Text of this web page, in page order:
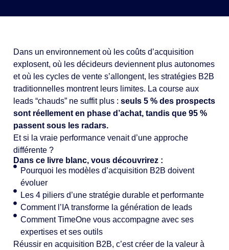
Dans un environnement où les coûts d’acquisition
explosent, où les décideurs deviennent plus autonomes
et où les cycles de vente s’allongent, les stratégies B2B
traditionnelles montrent leurs limites. La course aux
leads “chauds” ne suffit plus : seuls 5 % des prospects
sont réellement en phase d’achat, tandis que 95 %
passent sous les radars.
Et si la vraie performance venait d’une approche
différente ?
Dans ce livre blanc, vous découvrirez :
Pourquoi les modèles d’acquisition B2B doivent
évoluer
Les 4 piliers d’une stratégie durable et performante
Comment l’IA transforme la génération de leads
Comment TimeOne vous accompagne avec ses
expertises et ses outils
Réussir en acquisition B2B, c’est créer de la valeur à